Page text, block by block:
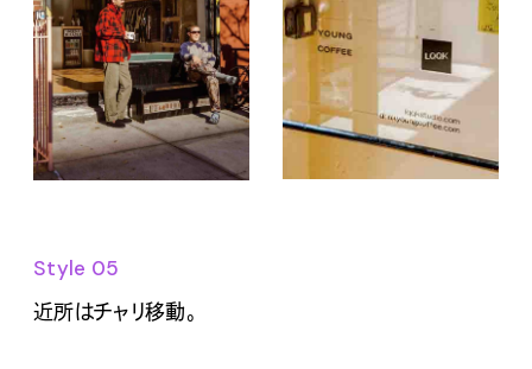
Style 05
近所はチャリ移動。